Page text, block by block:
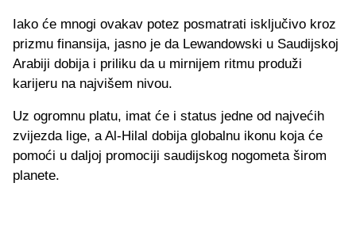
Iako će mnogi ovakav potez posmatrati isključivo kroz
prizmu finansija, jasno je da Lewandowski u Saudijskoj
Arabiji dobija i priliku da u mirnijem ritmu produži
karijeru na najvišem nivou.
Uz ogromnu platu, imat će i status jedne od najvećih
zvijezda lige, a Al-Hilal dobija globalnu ikonu koja će
pomoći u daljoj promociji saudijskog nogometa širom
planete.